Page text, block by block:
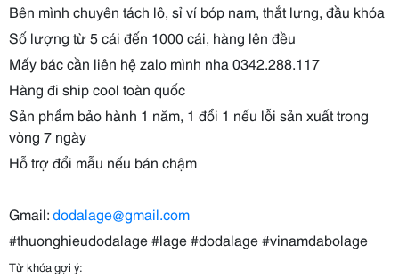
Bên mình chuyên tách lô, sỉ ví bóp nam, thắt lưng, đầu khóa
Số lượng từ 5 cái đến 1000 cái, hàng lên đều
Mấy bác cần liên hệ zalo mình nha 0342.288.117
Hàng đi ship cool toàn quốc
Sản phẩm bảo hành 1 năm, 1 đổi 1 nếu lỗi sản xuất trong
vòng 7 ngày
Hỗ trợ đổi mẫu nếu bán chậm
Gmail:dodalage@gmail.com
#thuonghieudodalage #lage #dodalage #vinamdabolage
Từ khóa gợi ý: